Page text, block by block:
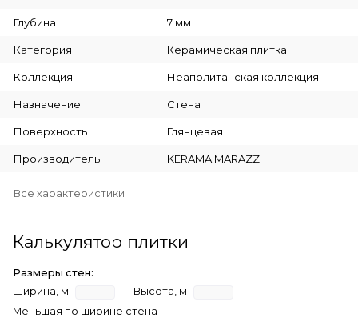
Глубина 7 мм
Категория Керамическая плитка
Коллекция Неаполитанская коллекция
Назначение Стена
Поверхность Глянцевая
Производитель KERAMA MARAZZI
Все характеристики
Калькулятор плитки
Размеры стен:
Ширина, м
Высота, м
Меньшая по ширине стена